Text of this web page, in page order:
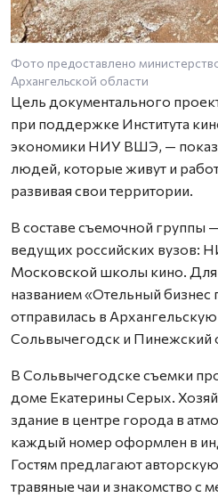
Фото предоставлено
Архангельской области
Цель документального
при поддержке Института
экономики НИУ ВШЭ, —
людей, которые живут и
развивая свои территории.
В составе съемочной группы
ведущих российских
Московской школы кино. Для
названием «Отельный бизнес
отправилась в
Сольвычегодск и Пинежский
В Сольвычегодске съемки
доме Екатерины Серых.
здание в центре города в
каждый номер оформлен в
Гостям предлагают
травяные чаи и знакомство с